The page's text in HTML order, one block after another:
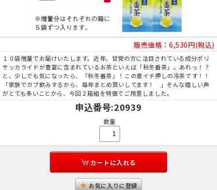
販売価格： 6,530円(税込)
１０袋増量でお届けいたします。近年、甘党の方に注目されている成分ポリ
サッカライドが豊富に含まれているお茶といえば「秋冬番茶」。あれっ！？
と、少しでも気になったら、「秋冬番茶」！この夏イチ押しの冷茶です！！
「家族でガブ飲みするから、毎年まとめ買いしてます！ 」そんな嬉しい声
がとても多いことから、今回２箱組を特価でご用意しました。
申込番号:20939
数量
カートに入れる
お気に入りに登録